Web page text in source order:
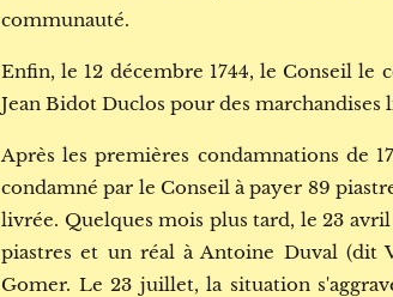
communauté.
Enfin, le 12 décembre 1744, le Conseil le
Jean Bidot Duclos pour des marchandises
Après les premières condamnations de
condamné par le Conseil à payer 89
livrée. Quelques mois plus tard, le 23
piastres et un réal à Antoine Duval (dit
Gomer. Le 23 juillet, la situation